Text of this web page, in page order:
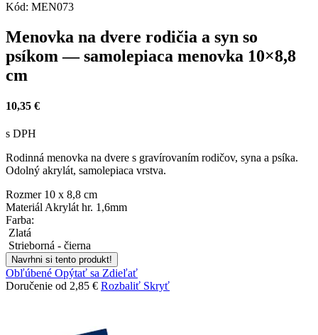
Kód: MEN073
Menovka na dvere rodičia a syn so
psíkom — samolepiaca menovka 10×8,8
cm
10,35 €
s DPH
Rodinná menovka na dvere s gravírovaním rodičov, syna a psíka.
Odolný akrylát, samolepiaca vrstva.
Rozmer 10 x 8,8 cm
MateriálAkrylát hr. 1,6mm
Farba:
Zlatá
Strieborná - čierna
Navrhni si tento produkt!
Obľúbené Opýtať sa Zdieľať
Doručenie od 2,85 € Rozbaliť Skryť